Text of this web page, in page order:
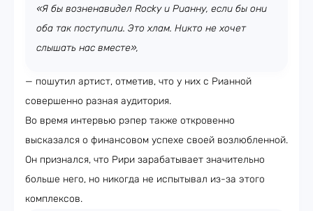
«Я бы возненавидел Rocky и Рианну, если бы они
оба так поступили. Это хлам. Никто не хочет
слышать нас вместе»,
— пошутил артист, отметив, что у них с Рианной
совершенно разная аудитория.
Во время интервью рэпер также откровенно
высказался о финансовом успехе своей возлюбленной.
Он признался, что Рири зарабатывает значительно
больше него, но никогда не испытывал из-за этого
комплексов.